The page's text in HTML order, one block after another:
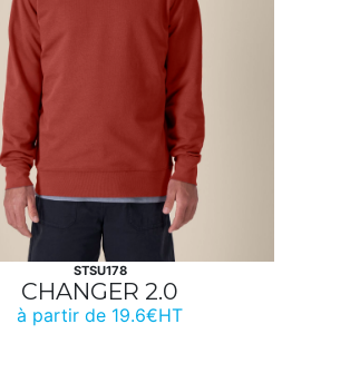
STSU178
CHANGER 2.0
à partir de 19.6€HT